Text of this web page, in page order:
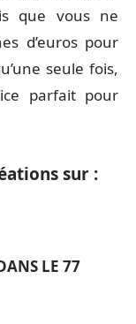
que vous ne
d’euros pour
seule fois,
parfait pour
sur :
LE 77